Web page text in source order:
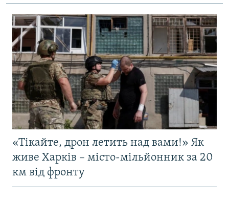
«Тікайте, дрон летить над вами!» Як
живе Харків – місто-мільйонник за 20
км від фронту